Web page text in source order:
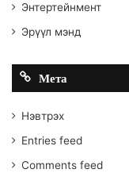
Энтертейнмент
Эрүүл мэнд
Мета
Нэвтрэх
Entries feed
Comments feed